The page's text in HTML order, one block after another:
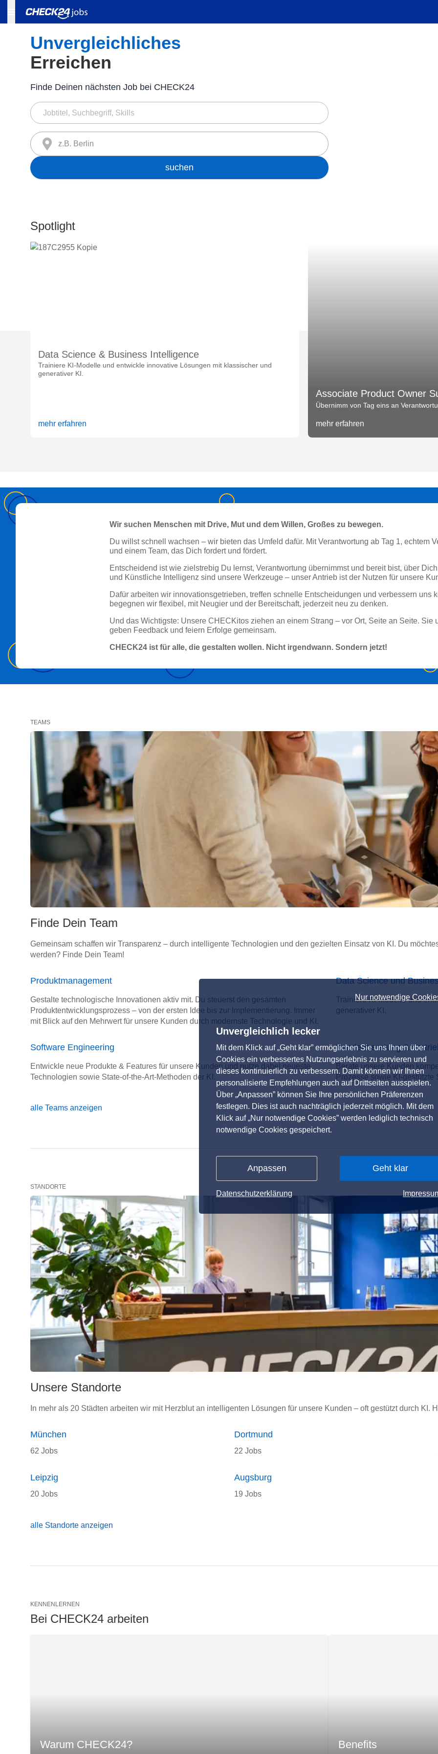
Nur notwendige
Unvergleichlich lecker
Mit dem Klick auf „Geht klar” ermöglichen Sie uns Ihnen über
Cookies ein verbessertes Nutzungserlebnis zu servieren und
dieses kontinuierlich zu verbessern. Damit können wir Ihnen
personalisierte Empfehlungen auch auf Drittseiten ausspielen.
Über „Anpassen” können Sie Ihre persönlichen Präferenzen
festlegen. Dies ist auch nachträglich jederzeit möglich. Mit dem
Klick auf „Nur notwendige Cookies” werden lediglich technisch
notwendige Cookies gespeichert.
Anpassen Geht klar
Datenschutzerklärung
Unvergleichliches
Erreichen
Finde Deinen nächsten Job bei CHECK24
z.B. Berlin
suchen
Spotlight
Data Science & Business Intelligence
Trainiere KI-Modelle und entwickle innovative Lösungen mit klassischer und
generativer KI.
mehr erfahren
Associate Product Owner
Übernimm von Tag eins an
mehr erfahren
Wir suchen Menschen mit Drive, Mut und dem Willen, Großes zu bewegen.
Du willst schnell wachsen – wir bieten das Umfeld dafür. Mit Verantwortung ab Tag 1, echtem
und einem Team, das Dich fordert und fördert.
Entscheidend ist wie zielstrebig Du lernst, Verantwortung übernimmst und bereit bist, über
und Künstliche Intelligenz sind unsere Werkzeuge – unser Antrieb ist der Nutzen für unsere
Dafür arbeiten wir innovationsgetrieben, treffen schnelle Entscheidungen und verbessern uns
begegnen wir flexibel, mit Neugier und der Bereitschaft, jederzeit neu zu denken.
Und das Wichtigste: Unsere CHECKitos ziehen an einem Strang – vor Ort, Seite an Seite. Sie
geben Feedback und feiern Erfolge gemeinsam.
CHECK24 ist für alle, die gestalten wollen. Nicht irgendwann. Sondern jetzt!
TEAMS
Finde Dein Team
Gemeinsam schaffen wir Transparenz – durch intelligente Technologien und den gezielten Einsatz von KI. Du
werden? Finde Dein Team!
Produktmanagement
Gestalte technologische Innovationen aktiv mit. Du steuerst den gesamten
Produktentwicklungsprozess – von der ersten Idee bis zur Implementierung. Immer
mit Blick auf den Mehrwert für unsere Kunden durch modernste Technologie und KI.
Data Science und
Trainiere KI-Modelle und
generativer KI.
Software Engineering
Entwickle neue Produkte & Features für unsere Kunden und nutze dabei neueste
Technologien sowie State-of-the-Art-Methoden der KI.
Kundenberatung &
Berate unsere Kunden
Prozesse sowie KI-gestützte
alle Teams anzeigen
STANDORTE
Unsere Standorte
In mehr als 20 Städten arbeiten wir mit Herzblut an intelligenten Lösungen für unsere Kunden – oft gestützt durch
München
62 Jobs
Dortmund
22 Jobs
Leipzig
20 Jobs
Augsburg
19 Jobs
alle Standorte anzeigen
KENNENLERNEN
Bei CHECK24 arbeiten
Warum CHECK24? Benefits